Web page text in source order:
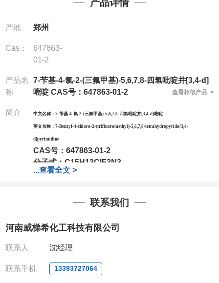
产品详情
产地 郑州
Cas：
647863-
01-2
产品名
称
7-苄基-4-氯-2-(三氟甲基)-5,6,7,8-四氢吡啶并[3,4-d]
嘧啶 CAS号：647863-01-2
查看相似产品 >
简介 中文名称： 7-苄基-4-氯-2-(三氟甲基)-5,6,7,8-四氢吡啶并[3,4-d]嘧啶
英文名称： 7-Benzyl-4-chloro-2-(trifluoromethyl)-5,6,7,8-tetrahydropyrido[3,4-
d]pyrimidine
CAS号： 647863-01-2
分子式： C15H13ClF3N3
分子量：327.73
1Mg ; 5Mg;10Mg ;100Mg;250Mg ;500Mg
;1g;2.5g ;5g ;10g可根据客户需求进行分装
作中有用到的试剂,欢迎前来询购
全额退款,并承担所有运费。
QQ:3930072831
...查看全文 >
联系我们
河南威梯希化工科技有限公司
联系人 沈经理
联系手机 13393727064